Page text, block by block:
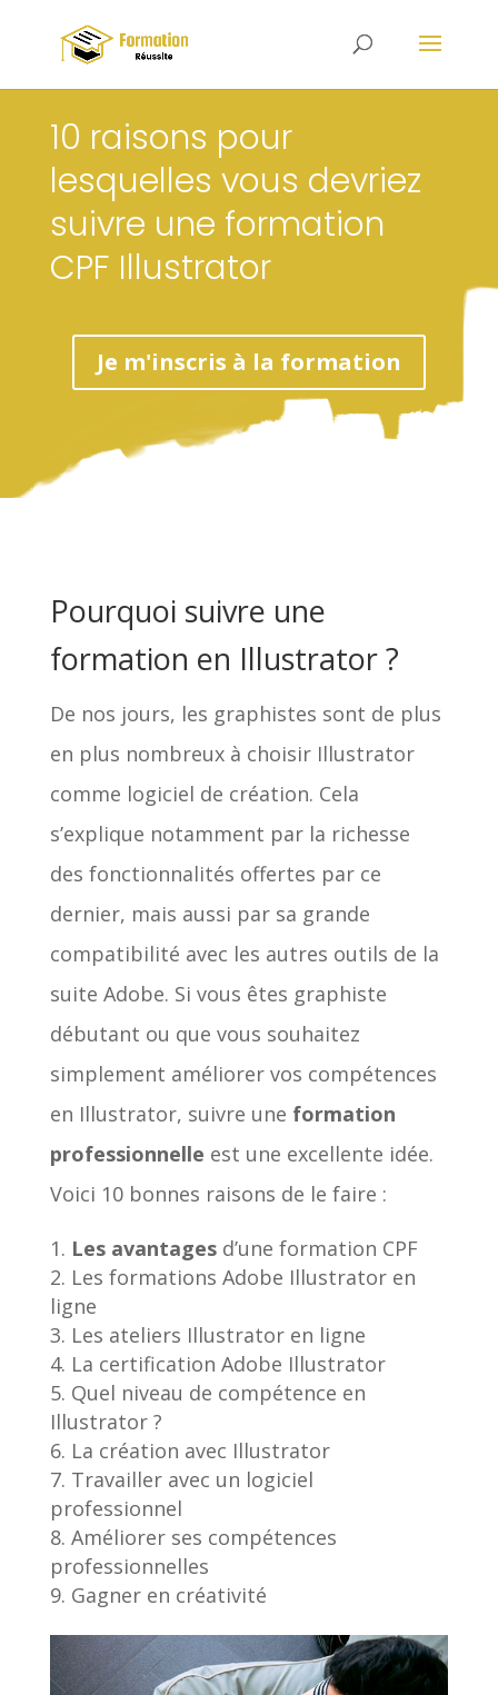
10 raisons pour
lesquelles vous devriez
suivre une formation
CPF Illustrator
Je m'inscris à la formation
Pourquoi suivre une
formation en Illustrator ?
De nos jours, les graphistes sont de plus
en plus nombreux à choisir Illustrator
comme logiciel de création. Cela
s’explique notamment par la richesse
des fonctionnalités offertes par ce
dernier, mais aussi par sa grande
compatibilité avec les autres outils de la
suite Adobe. Si vous êtes graphiste
débutant ou que vous souhaitez
simplement améliorer vos compétences
en Illustrator, suivre une formation
professionnelle est une excellente idée.
Voici 10 bonnes raisons de le faire :
Les avantagesd’une formation CPF
Les formations Adobe Illustrator en
ligne
Les ateliers Illustrator en ligne
La certification Adobe Illustrator
Quel niveau de compétence en
Illustrator ?
La création avec Illustrator
Travailler avec un logiciel
professionnel
Améliorer ses compétences
professionnelles
Gagner en créativité